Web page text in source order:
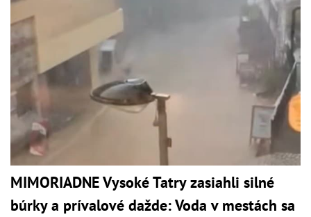
MIMORIADNE Vysoké Tatry zasiahli silné
búrky a prívalové dažde: Voda v mestách sa